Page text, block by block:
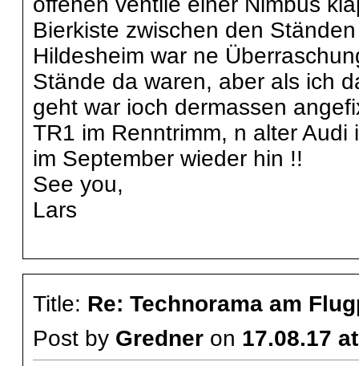
Bierkiste zwischen den
Hildesheim war ne
Stände da waren, aber als ich
geht war ioch dermassen
TR1 im Renntrimm, n alter
im September wieder hin !!
See you,
Lars
Title: Re: Technorama am
Post by Gredneron 17.08.17